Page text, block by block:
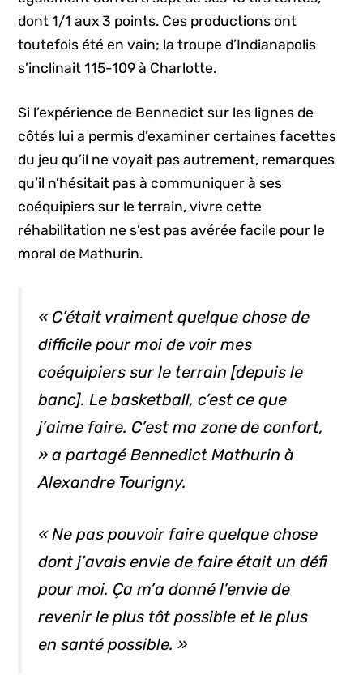
dont 1/1 aux 3 points. Ces productions ont
toutefois été en vain; la troupe d’Indianapolis
s’inclinait 115-109 à Charlotte.
Si l’expérience de Bennedict sur les lignes de
côtés lui a permis d’examiner certaines facettes
du jeu qu’il ne voyait pas autrement, remarques
qu’il n’hésitait pas à communiquer à ses
coéquipiers sur le terrain, vivre cette
réhabilitation ne s’est pas avérée facile pour le
moral de Mathurin.
« C’était vraiment quelque chose de
difficile pour moi de voir mes
coéquipiers sur le terrain [depuis le
banc]. Le basketball, c’est ce que
j’aime faire. C’est ma zone de confort,
» a partagé Bennedict Mathurin à
Alexandre Tourigny.
« Ne pas pouvoir faire quelque chose
dont j’avais envie de faire était un défi
pour moi. Ça m’a donné l’envie de
revenir le plus tôt possible et le plus
en santé possible. »